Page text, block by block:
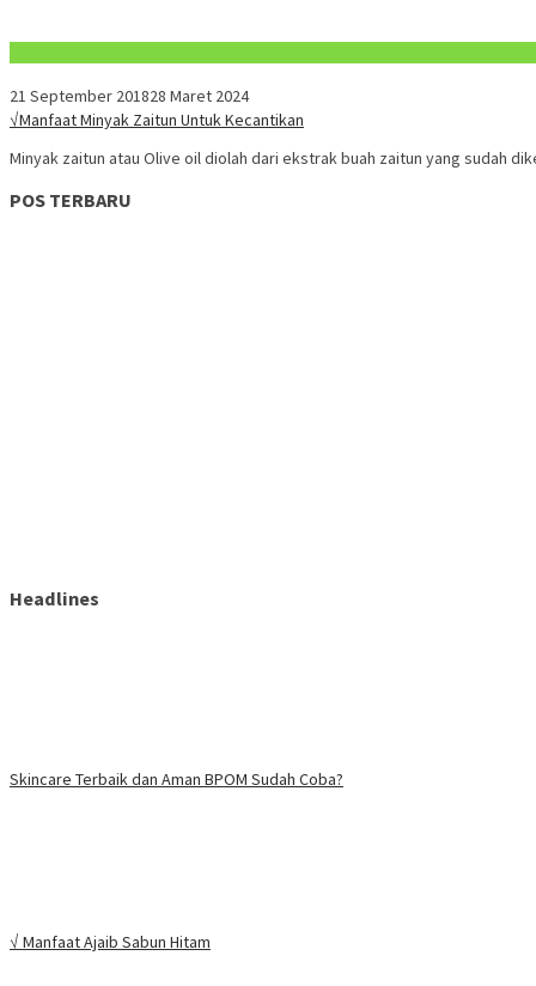
21 September 201828 Maret 2024
√Manfaat Minyak Zaitun Untuk Kecantikan
Minyak zaitun atau Olive oil diolah dari ekstrak buah zaitun yang sudah
POS TERBARU
Headlines
Skincare Terbaik dan Aman BPOM Sudah Coba?
√ Manfaat Ajaib Sabun Hitam